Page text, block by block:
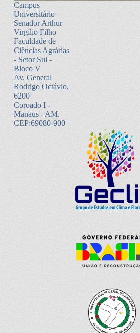
Campus
Universitário
Senador Arthur
Virgílio Filho
Faculdade de
Ciências Agrárias
- Setor Sul -
Bloco V
Av. General
Rodrigo Octávio,
6200
Coroado I -
Manaus - AM.
CEP:69080-900